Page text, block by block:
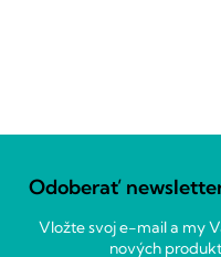
Odoberať
Vložte svoj e-mail a my
nových